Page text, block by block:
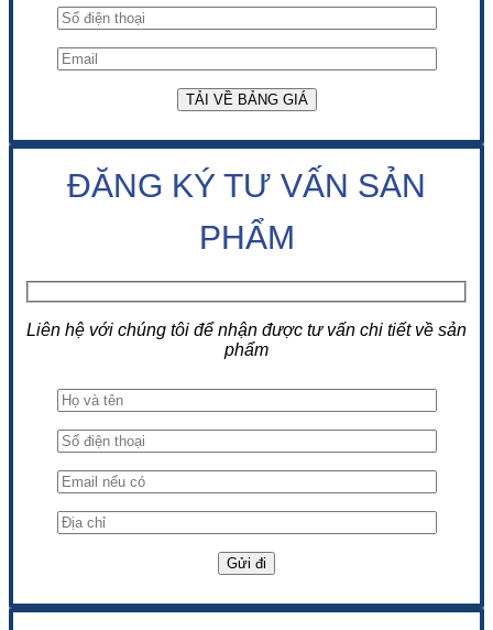
ĐĂNG KÝ TƯ VẤN SẢN
PHẨM
Liên hệ với chúng tôi để nhận được tư vấn chi tiết về sản
phẩm